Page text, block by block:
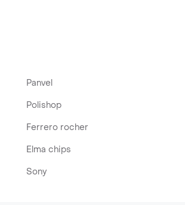
Panvel
Polishop
Ferrero rocher
Elma chips
Sony